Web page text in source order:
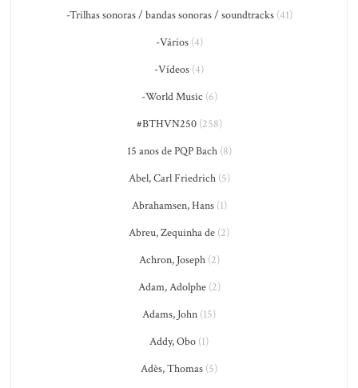
-Trilhas sonoras / bandas sonoras / soundtracks(41)
-Vários(4)
-Vídeos (4)
-World Music (6)
#BTHVN250(258)
15 anos de PQP Bach(8)
Abel, Carl Friedrich(5)
Abrahamsen, Hans(1)
Abreu, Zequinha de (2)
Achron, Joseph(2)
Adam, Adolphe(2)
Adams, John (15)
Addy, Obo (1)
Adès, Thomas (5)